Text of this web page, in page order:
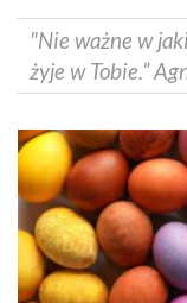
"Nie ważne w
żyje w Tobie.”